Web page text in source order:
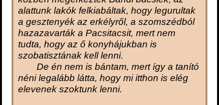
alattunk lakók felkiabáltak, hogy legurultak
a gesztenyék az erkélyről, a szomszédból
hazazavarták a Pacsitacsit, mert nem
tudta, hogy az ő konyhájukban is
szobatisztának kell lenni.
De én nem is bántam, mert így a tanító
néni legalább látta, hogy mi itthon is elég
elevenek szoktunk lenni.